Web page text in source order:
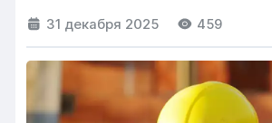
31 декабря 2025 459